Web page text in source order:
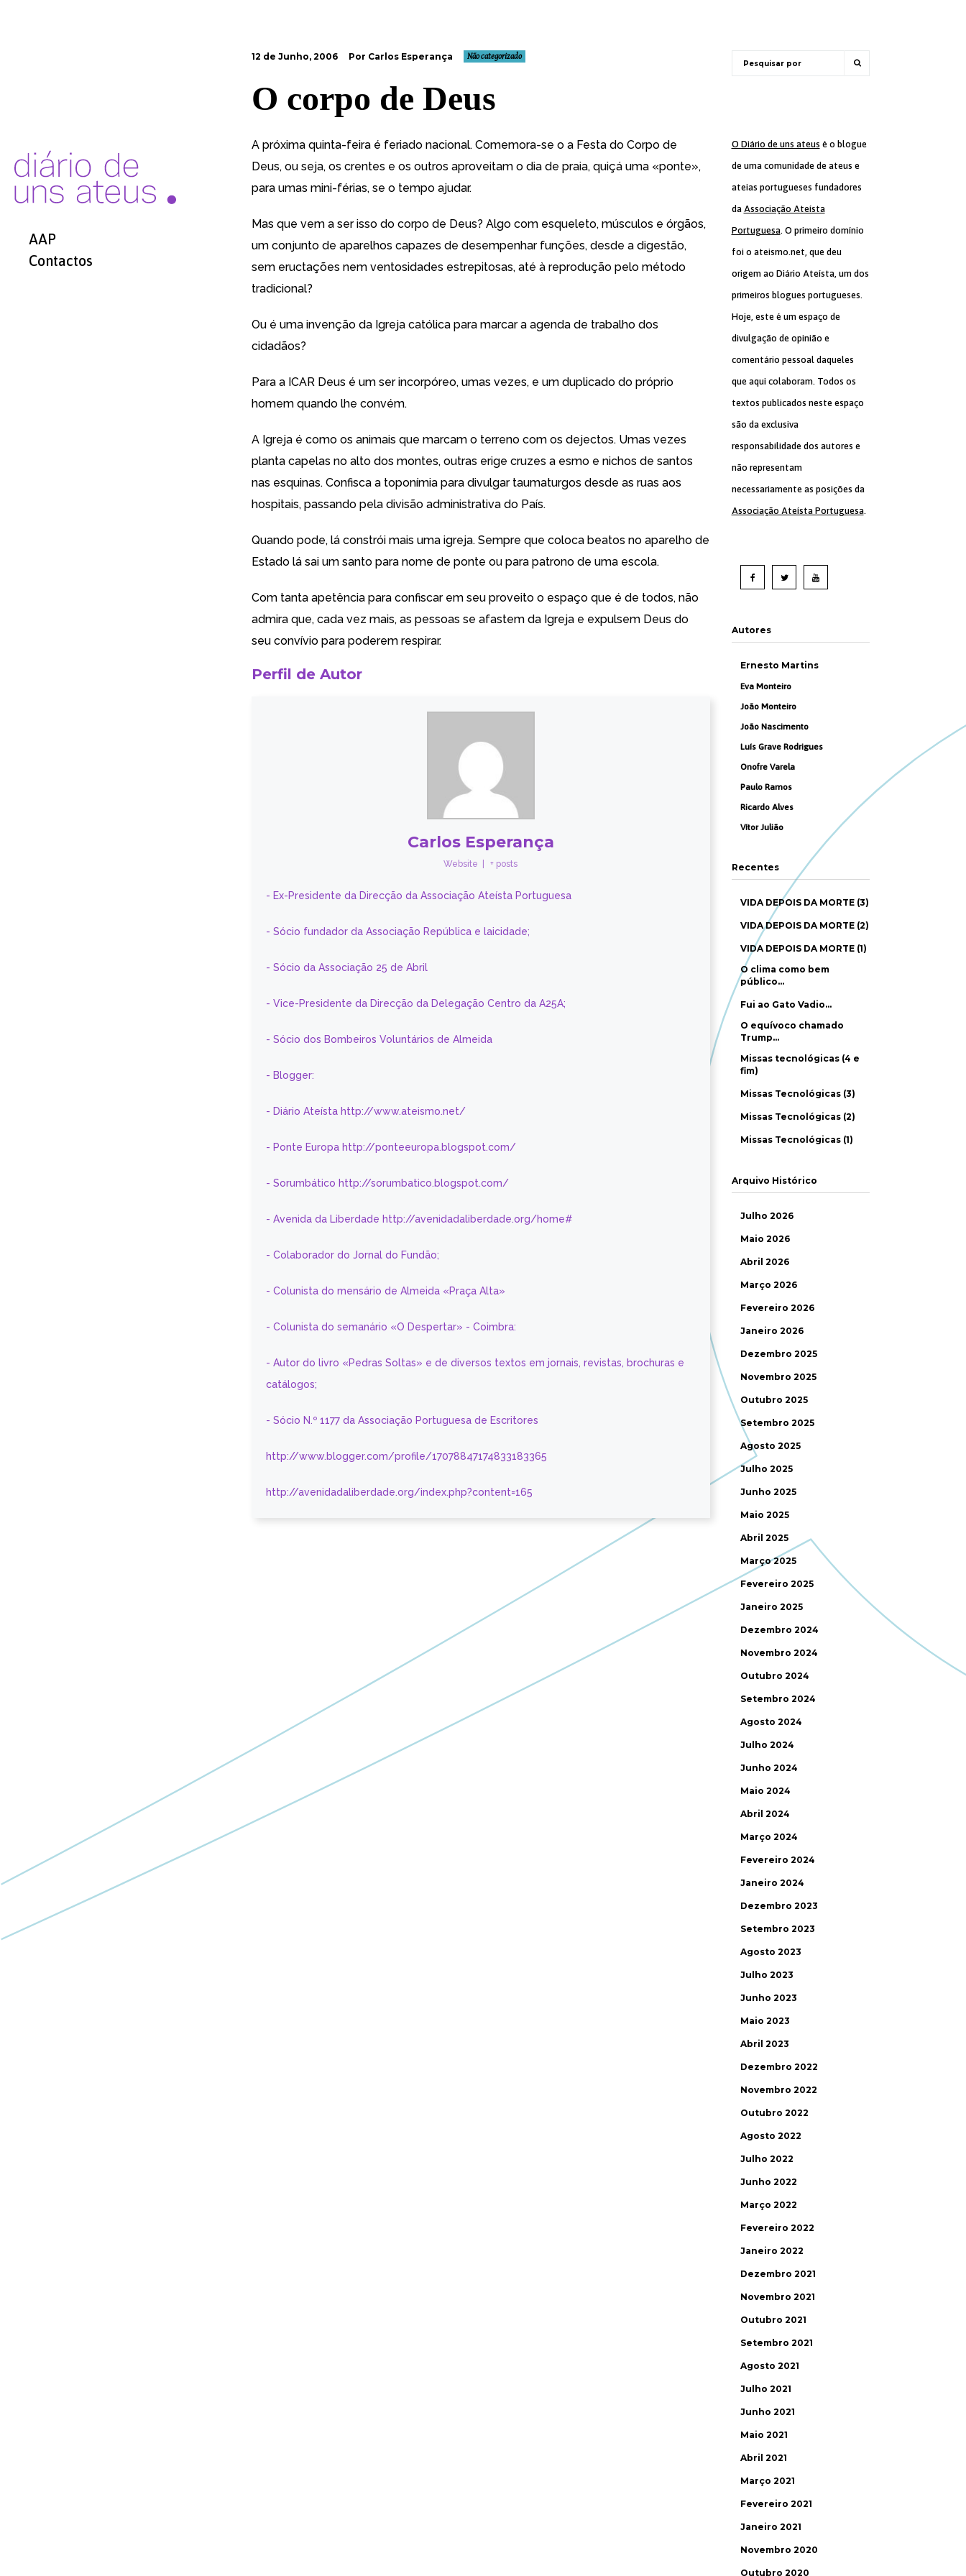
AAP
Contactos
12 de Junho, 2006 Por Carlos Esperança Não categorizado
O corpo de Deus
A próxima quinta-feira é feriado nacional. Comemora-se o a Festa do Corpo de
Deus, ou seja, os crentes e os outros aproveitam o dia de praia, quiçá uma «ponte»,
para umas mini-férias, se o tempo ajudar.
Mas que vem a ser isso do corpo de Deus? Algo com esqueleto, músculos e órgãos,
um conjunto de aparelhos capazes de desempenhar funções, desde a digestão,
sem eructações nem ventosidades estrepitosas, até à reprodução pelo método
tradicional?
Ou é uma invenção da Igreja católica para marcar a agenda de trabalho dos
cidadãos?
Para a ICAR Deus é um ser incorpóreo, umas vezes, e um duplicado do próprio
homem quando lhe convém.
A Igreja é como os animais que marcam o terreno com os dejectos. Umas vezes
planta capelas no alto dos montes, outras erige cruzes a esmo e nichos de santos
nas esquinas. Confisca a toponímia para divulgar taumaturgos desde as ruas aos
hospitais, passando pela divisão administrativa do País.
Quando pode, lá constrói mais uma igreja. Sempre que coloca beatos no aparelho de
Estado lá sai um santo para nome de ponte ou para patrono de uma escola.
Com tanta apetência para confiscar em seu proveito o espaço que é de todos, não
admira que, cada vez mais, as pessoas se afastem da Igreja e expulsem Deus do
seu convívio para poderem respirar.
Perfil de Autor
Carlos Esperança
Website + posts
- Ex-Presidente da Direcção da Associação Ateísta Portuguesa
- Sócio fundador da Associação República e laicidade;
- Sócio da Associação 25 de Abril
- Vice-Presidente da Direcção da Delegação Centro da A25A;
- Sócio dos Bombeiros Voluntários de Almeida
- Blogger:
- Diário Ateísta http://www.ateismo.net/
- Ponte Europa http://ponteeuropa.blogspot.com/
- Sorumbático http://sorumbatico.blogspot.com/
- Avenida da Liberdade http://avenidadaliberdade.org/home#
- Colaborador do Jornal do Fundão;
- Colunista do mensário de Almeida «Praça Alta»
- Colunista do semanário «O Despertar» - Coimbra:
- Autor do livro «Pedras Soltas» e de diversos textos em jornais, revistas, brochuras e
catálogos;
- Sócio N.º 1177 da Associação Portuguesa de Escritores
http://www.blogger.com/profile/17078847174833183365
http://avenidadaliberdade.org/index.php?content=165
O Diário de uns ateus é o blogue
de uma comunidade de ateus e
ateias portugueses fundadores
da Associação Ateísta
Portuguesa. O primeiro domínio
foi o ateismo.net, que deu
origem ao Diário Ateísta, um dos
primeiros blogues portugueses.
Hoje, este é um espaço de
divulgação de opinião e
comentário pessoal daqueles
que aqui colaboram. Todos os
textos publicados neste espaço
são da exclusiva
responsabilidade dos autores e
não representam
necessariamente as posições da
Associação Ateísta Portuguesa.
Autores
Ernesto Martins
Eva Monteiro
João Monteiro
João Nascimento
Luís Grave Rodrigues
Onofre Varela
Paulo Ramos
Ricardo Alves
Vítor Julião
Recentes
VIDA DEPOIS DA MORTE (3)
VIDA DEPOIS DA MORTE (2)
VIDA DEPOIS DA MORTE (1)
O clima como bem
público…
Fui ao Gato Vadio…
O equívoco chamado
Trump…
Missas tecnológicas (4 e
fim)
Missas Tecnológicas (3)
Missas Tecnológicas (2)
Missas Tecnológicas (1)
Arquivo Histórico
Julho 2026
Maio 2026
Abril 2026
Março 2026
Fevereiro 2026
Janeiro 2026
Dezembro 2025
Novembro 2025
Outubro 2025
Setembro 2025
Agosto 2025
Julho 2025
Junho 2025
Maio 2025
Abril 2025
Março 2025
Fevereiro 2025
Janeiro 2025
Dezembro 2024
Novembro 2024
Outubro 2024
Setembro 2024
Agosto 2024
Julho 2024
Junho 2024
Maio 2024
Abril 2024
Março 2024
Fevereiro 2024
Janeiro 2024
Dezembro 2023
Setembro 2023
Agosto 2023
Julho 2023
Junho 2023
Maio 2023
Abril 2023
Dezembro 2022
Novembro 2022
Outubro 2022
Agosto 2022
Julho 2022
Junho 2022
Março 2022
Fevereiro 2022
Janeiro 2022
Dezembro 2021
Novembro 2021
Outubro 2021
Setembro 2021
Agosto 2021
Julho 2021
Junho 2021
Maio 2021
Abril 2021
Março 2021
Fevereiro 2021
Janeiro 2021
Novembro 2020
Outubro 2020